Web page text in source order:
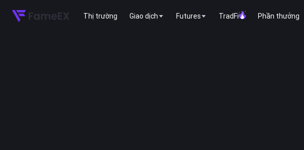
Thị trường Giao dịch Futures TradFi Phần thưởng